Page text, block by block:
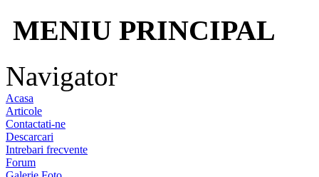
MENIU PRINCIPAL
Navigator
Acasa
Articole
Contactati-ne
Descarcari
Intrebari frecvente
Forum